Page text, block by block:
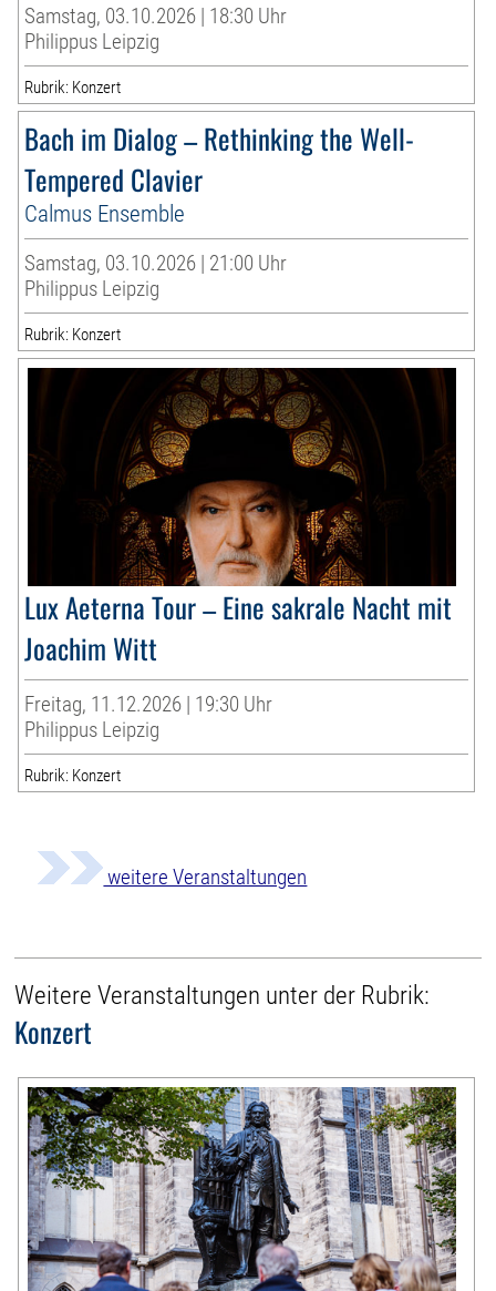
Samstag, 03.10.2026 | 18:30 Uhr
Philippus Leipzig
Rubrik: Konzert
Bach im Dialog – Rethinking the Well-
Tempered Clavier
Calmus Ensemble
Samstag, 03.10.2026 | 21:00 Uhr
Philippus Leipzig
Rubrik: Konzert
Lux Aeterna Tour – Eine sakrale Nacht mit
Joachim Witt
Freitag, 11.12.2026 | 19:30 Uhr
Philippus Leipzig
Rubrik: Konzert
weitere Veranstaltungen
Weitere Veranstaltungen unter der Rubrik:
Konzert